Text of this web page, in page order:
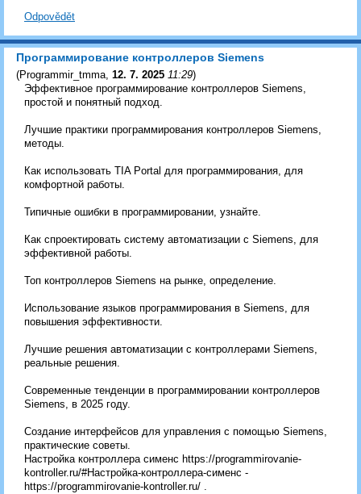
Odpovědět
Программирование контроллеров Siemens
(Programmir_tmma, 12. 7. 2025 11:29)
Эффективное программирование контроллеров Siemens,
простой и понятный подход.
Лучшие практики программирования контроллеров Siemens,
методы.
Как использовать TIA Portal для программирования, для
комфортной работы.
Типичные ошибки в программировании, узнайте.
Как спроектировать систему автоматизации с Siemens, для
эффективной работы.
Топ контроллеров Siemens на рынке, определение.
Использование языков программирования в Siemens, для
повышения эффективности.
Лучшие решения автоматизации с контроллерами Siemens,
реальные решения.
Современные тенденции в программировании контроллеров
Siemens, в 2025 году.
Создание интерфейсов для управления с помощью Siemens,
практические советы.
Настройка контроллера сименс https://programmirovanie-
kontroller.ru/#Настройка-контроллера-сименс -
https://programmirovanie-kontroller.ru/ .